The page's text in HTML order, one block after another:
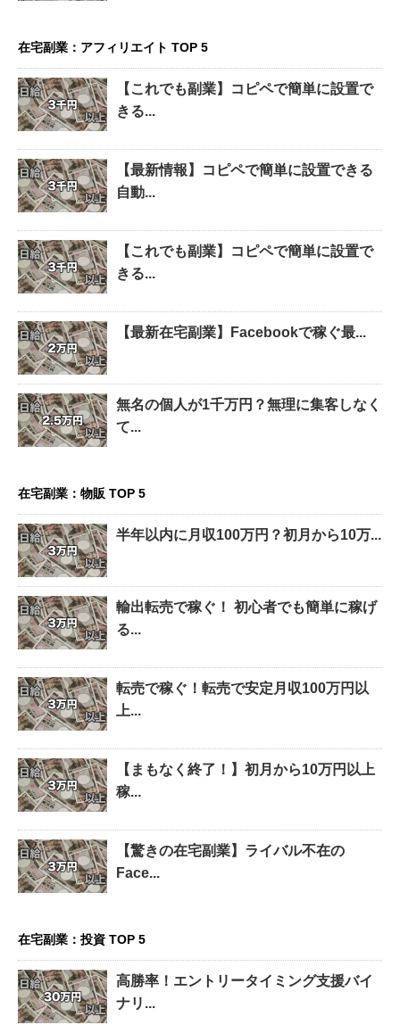
在宅副業：アフィリエイト TOP 5
【これでも副業】コピペで簡単に設置で
きる...
【最新情報】コピペで簡単に設置できる
自動...
【これでも副業】コピペで簡単に設置で
きる...
【最新在宅副業】Facebookで稼ぐ最...
無名の個人が1千万円？無理に集客しなく
て...
在宅副業：物販 TOP 5
半年以内に月収100万円？初月から10万...
輸出転売で稼ぐ！ 初心者でも簡単に稼げ
る...
転売で稼ぐ！転売で安定月収100万円以
上...
【まもなく終了！】初月から10万円以上
稼...
【驚きの在宅副業】ライバル不在の
Face...
在宅副業：投資 TOP 5
高勝率！エントリータイミング支援バイ
ナリ...